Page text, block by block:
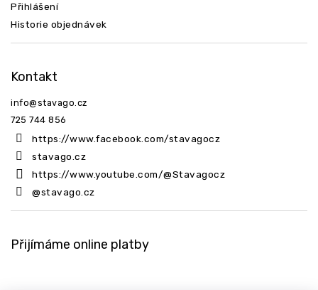
Přihlášení
Historie objednávek
Kontakt
info@stavago.cz
725 744 856
https://www.facebook.com/stavagocz
stavago.cz
https://www.youtube.com/@Stavagocz
@stavago.cz
Přijímáme online platby